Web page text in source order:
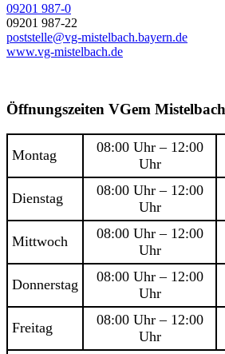
09201 987-0
09201 987-22
poststelle@vg-mistelbach.bayern.de
www.vg-mistelbach.de
Öffnungszeiten VGem Mistelbach
Montag
08:00 Uhr – 12:00
Uhr
Dienstag
08:00 Uhr – 12:00
Uhr
Mittwoch
08:00 Uhr – 12:00
Uhr
Donnerstag
08:00 Uhr – 12:00
Uhr
Freitag
08:00 Uhr – 12:00
Uhr